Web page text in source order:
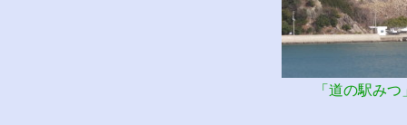
「道の駅み